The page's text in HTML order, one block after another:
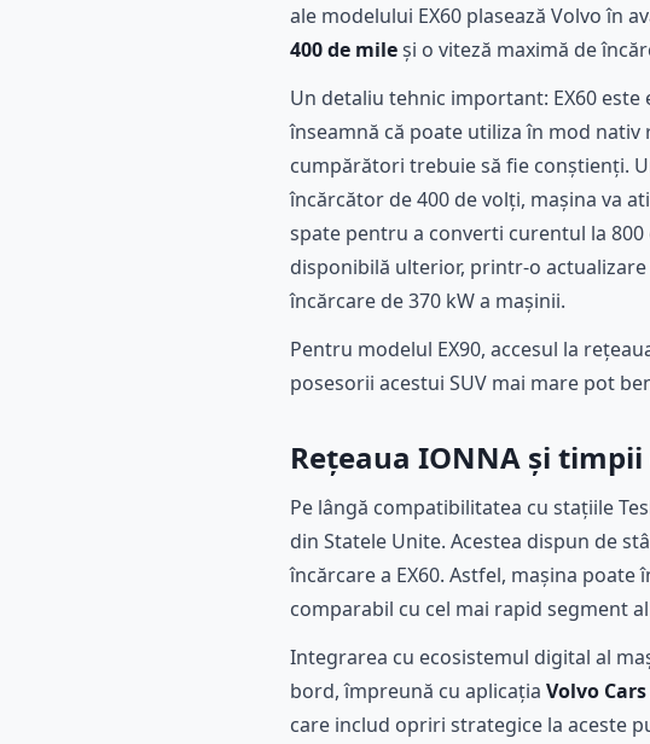
ale modelului EX60 plasează Volvo în
400 de mileși o viteză maximă de
Un detaliu tehnic important: EX60
înseamnă că poate utiliza în mod
cumpărători trebuie să fie conștienți.
încărcător de 400 de volți, mașina va
spate pentru a converti curentul la 800
disponibilă ulterior, printr-o
încărcare de 370 kW a mașinii.
Pentru modelul EX90, accesul la
posesorii acestui SUV mai mare pot
Rețeaua IONNA și
Pe lângă compatibilitatea cu stațiile
din Statele Unite. Acestea dispun de
încărcare a EX60. Astfel, mașina poate
comparabil cu cel mai rapid segment
Integrarea cu ecosistemul digital al
bord, împreună cu aplicația Volvo
care includ opriri strategice la aceste